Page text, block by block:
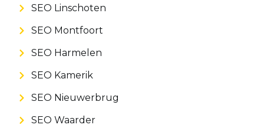
SEO Linschoten
SEO Montfoort
SEO Harmelen
SEO Kamerik
SEO Nieuwerbrug
SEO Waarder